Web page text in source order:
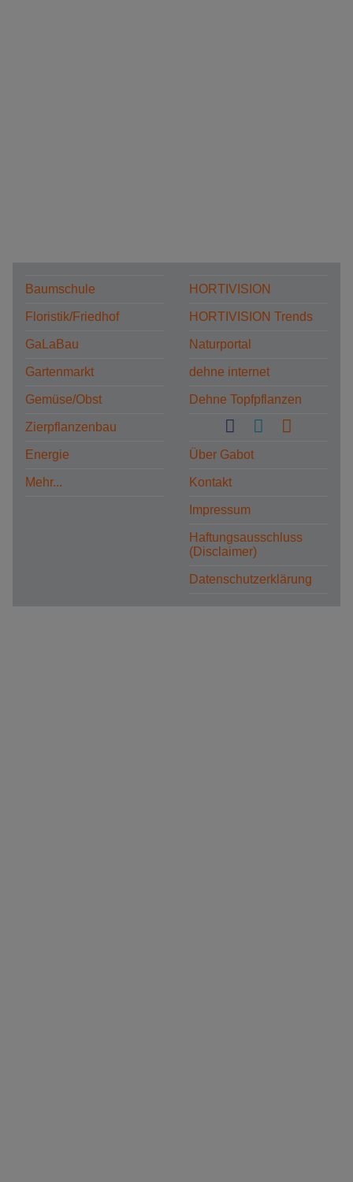
Baumschule
Floristik/Friedhof
GaLaBau
Gartenmarkt
Gemüse/Obst
Zierpflanzenbau
Energie
Mehr...
HORTIVISION
HORTIVISION Trends
Naturportal
dehne internet
Dehne Topfpflanzen
Über Gabot
Kontakt
Impressum
Haftungsausschluss
(Disclaimer)
Datenschutzerklärung